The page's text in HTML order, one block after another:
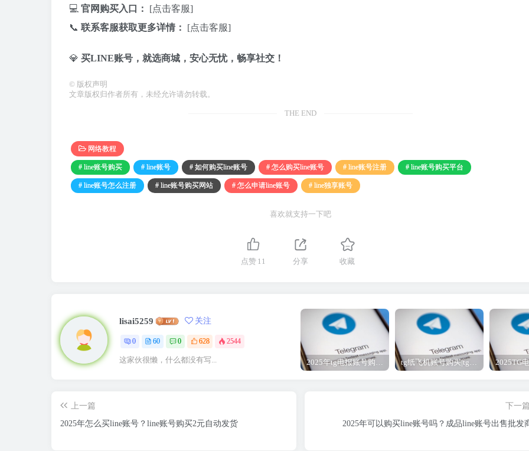
💻 官网购买入口：
[点击客服]
📞 联系客服获取更多详情： [点击客服]
💎 买LINE账号，就选商城，安心无忧，畅享社交！
© 版权声明
文章版权归作者所有，未经允许请勿转载。
THE END
网络教程
# line账号购买 # line账号 # 如何购买line账号 # 怎么购买line账号 # line账号注册 # line账号购买平台
# line账号怎么注册 # line账号购买网站 # 怎么申请line账号 # line独享账号
喜欢就支持一下吧
点赞 11 分享 收藏
lisai5259 关注
0 60 0 628 2544
这家伙很懒，什么都没有写... 2025年tg电报账号购买商城，tg纸飞机账号成品号2元下单自动发货 tg纸飞机账号购买|tg电报账号下单指南|推特账号购买
上一篇
2025年怎么买line账号？line账号购买2元自动发货
下一
2025年可以购买line账号吗？成品line账号出售批发